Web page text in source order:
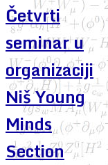
Četvrti
seminar u
organizaciji
Niš Young
Minds
Section